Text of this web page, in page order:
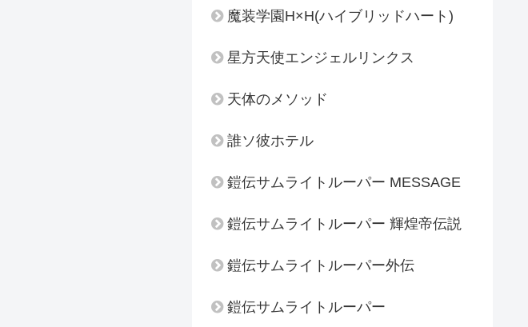
魔装学園H×H(ハイブリッドハート)
星方天使エンジェルリンクス
天体のメソッド
誰ソ彼ホテル
鎧伝サムライトルーパー MESSAGE
鎧伝サムライトルーパー 輝煌帝伝説
鎧伝サムライトルーパー外伝
鎧伝サムライトルーパー